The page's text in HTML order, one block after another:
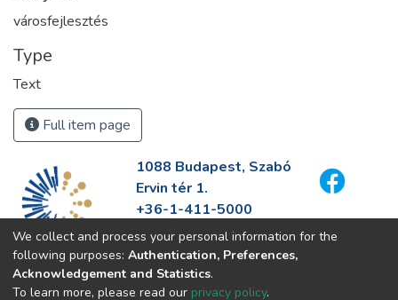
városfejlesztés
Type
Text
Full item page
1088 Budapest, Szabó
Ervin tér 1.
+36-1-411-5000
info@fszek.hu
https://fszek.hu
We collect and process your personal information for the
following purposes: Authentication, Preferences,
Acknowledgement and Statistics.
To learn more, please read our privacy policy.